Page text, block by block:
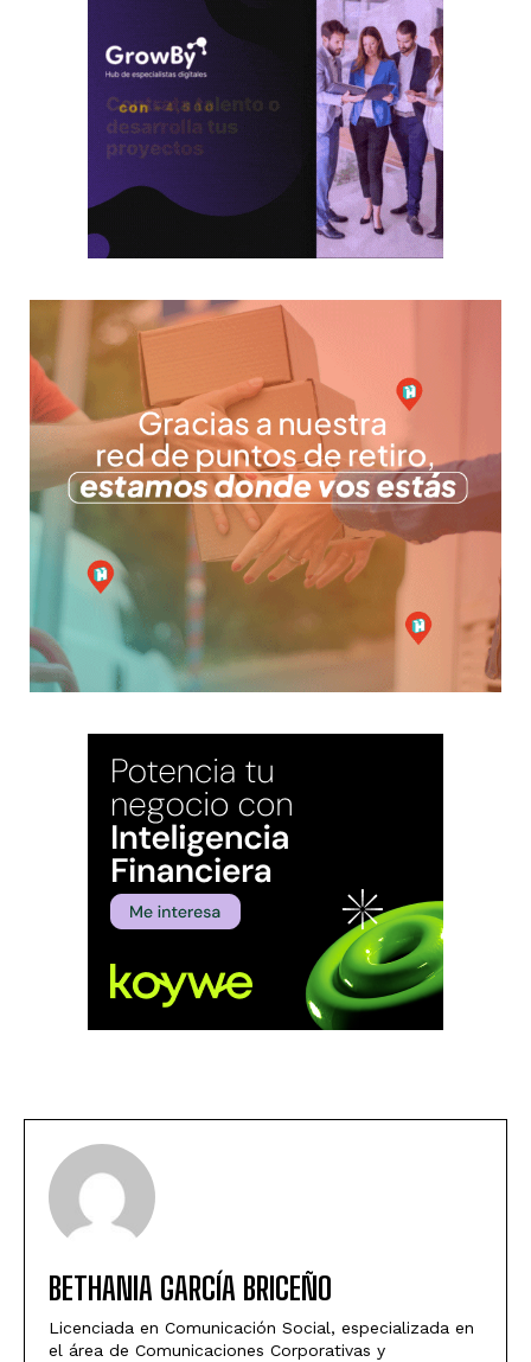
BETHANIA GARCÍA BRICEÑO
Licenciada en Comunicación Social, especializada en
el área de Comunicaciones Corporativas y